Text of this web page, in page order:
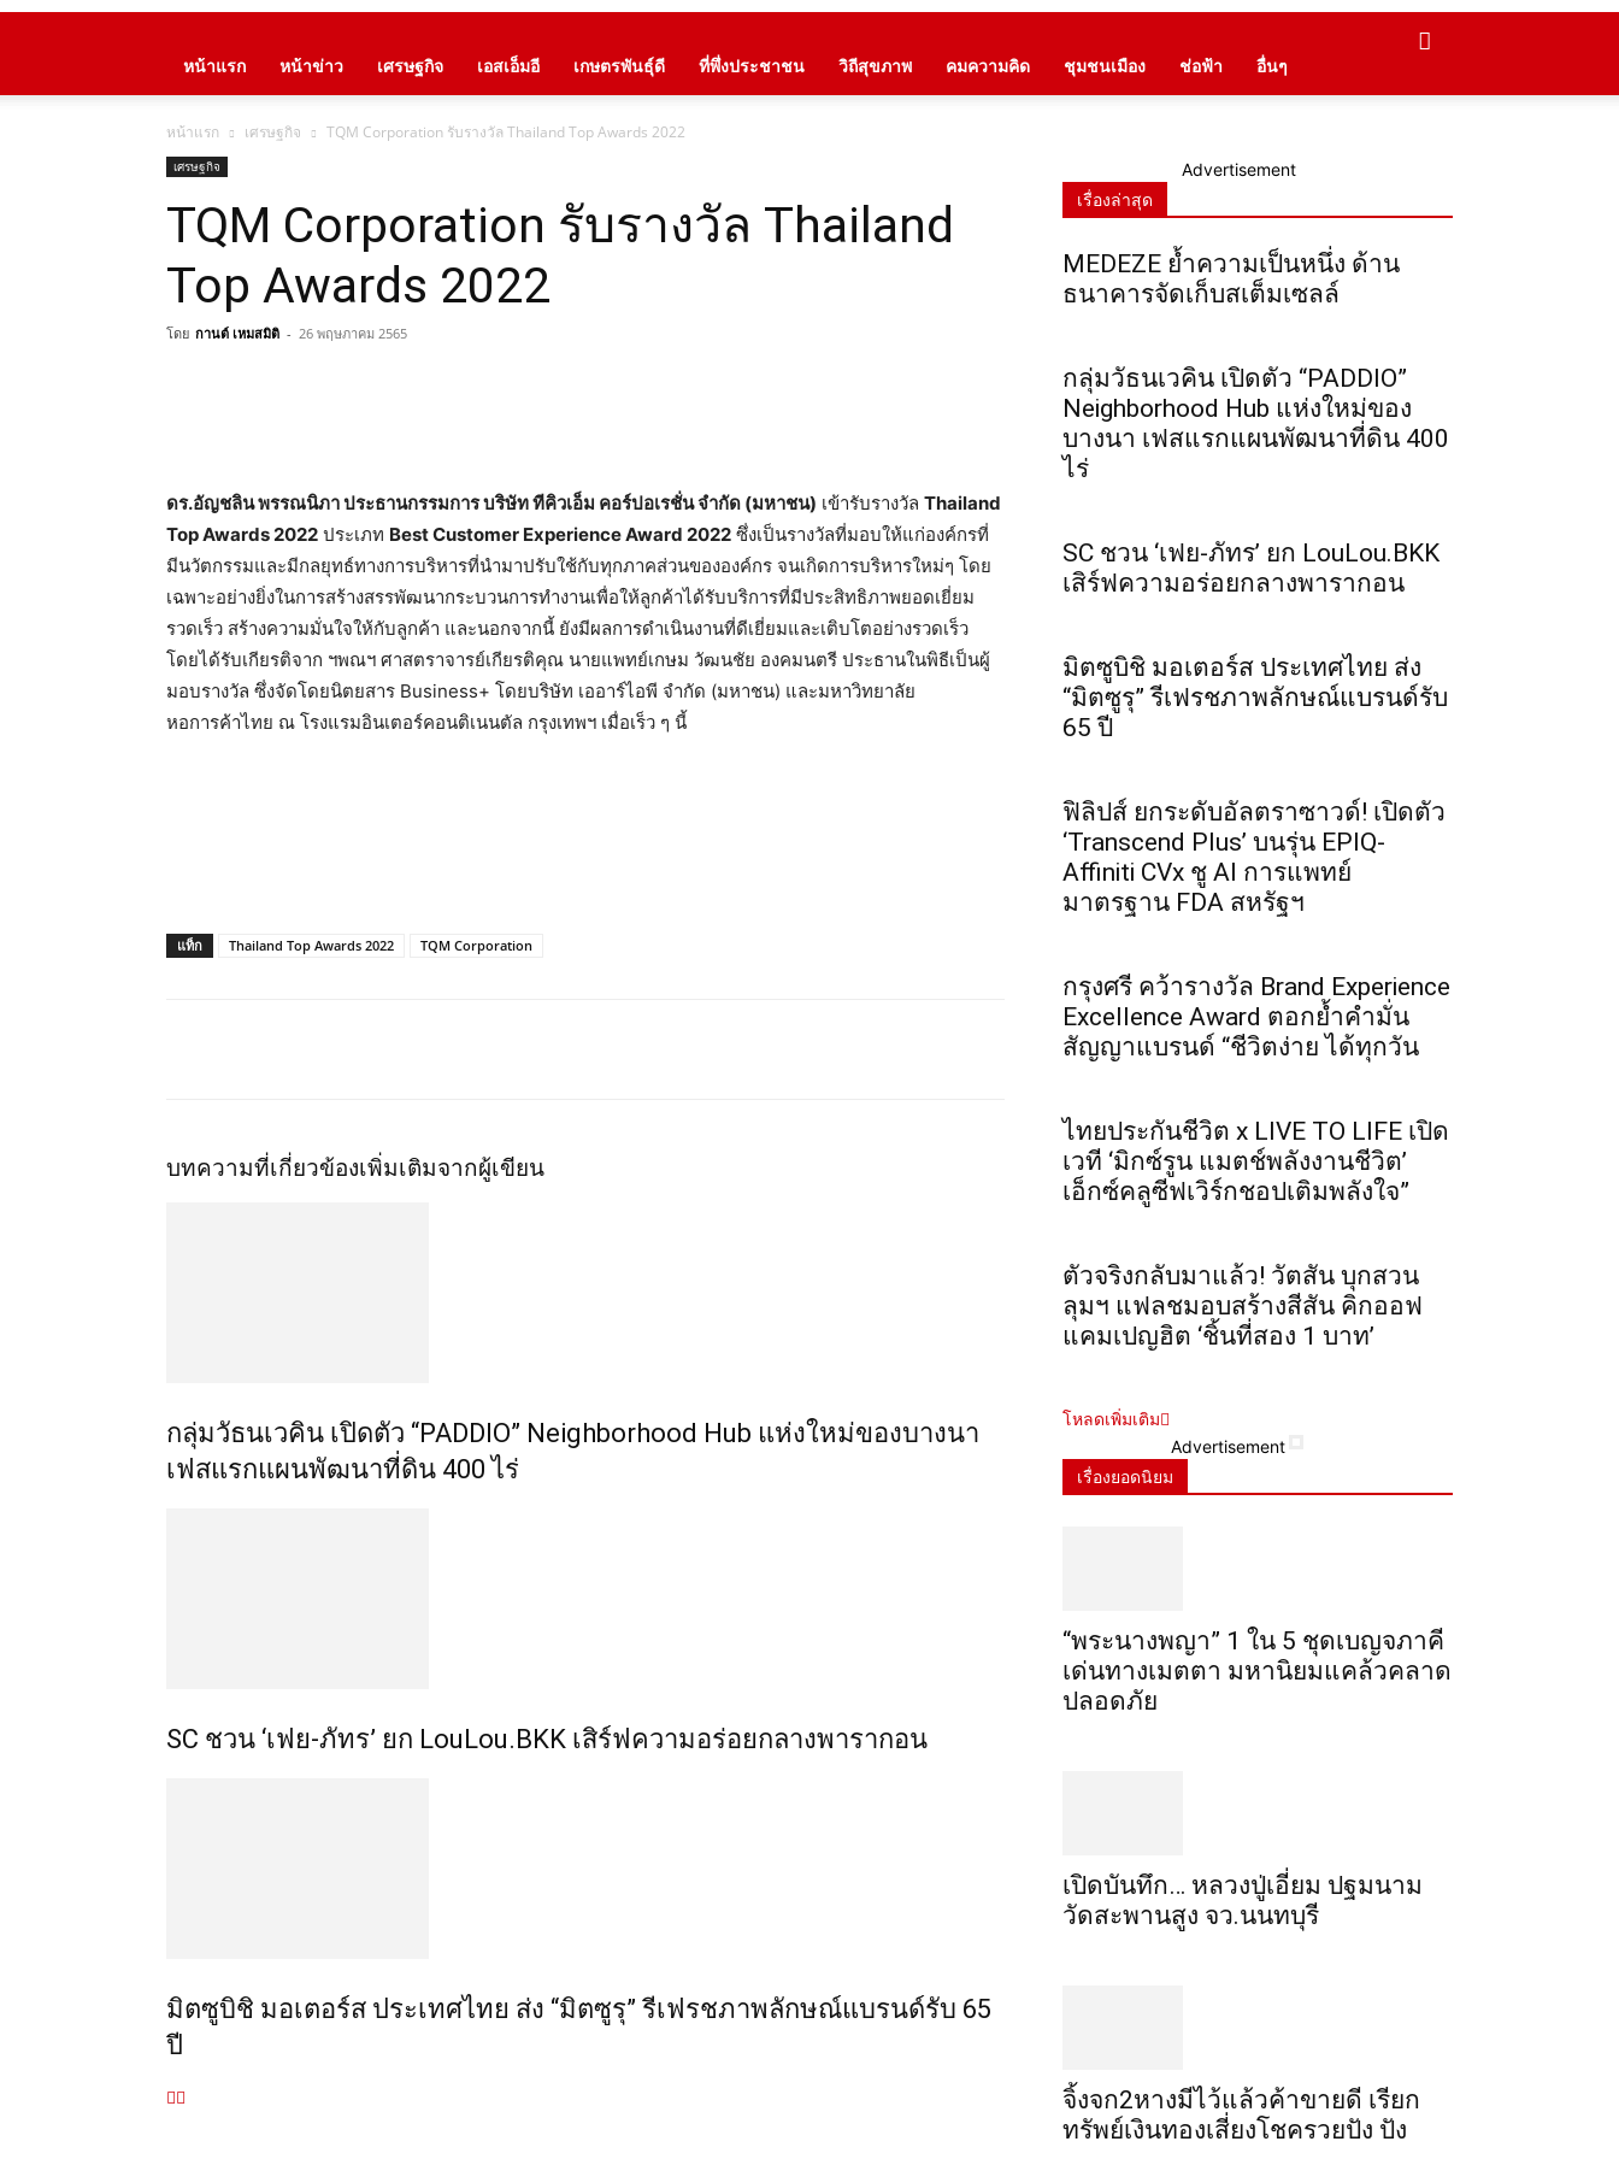
หน้าแรก หน้าข่าว เศรษฐกิจ เอสเอ็มอี เกษตรพันธุ์ดี ที่พึ่งประชาชน วิถีสุขภาพ คมความคิด ชุมชนเมือง ช่อฟ้า อื่นๆ
หน้าแรก เศรษฐกิจ TQM Corporation รับรางวัล Thailand Top Awards 2022
เศรษฐกิจ
TQM Corporation รับรางวัล Thailand
Top Awards 2022
โดย กานต์ เหมสมิติ - 26 พฤษภาคม 2565
ดร.อัญชลิน พรรณนิภา ประธานกรรมการ บริษัท ทีคิวเอ็ม คอร์ปอเรชั่น จำกัด (มหาชน) เข้ารับรางวัล Thailand
Top Awards 2022 ประเภท Best Customer Experience Award 2022 ซึ่งเป็นรางวัลที่มอบให้แก่องค์กรที่
มีนวัตกรรมและมีกลยุทธ์ทางการบริหารที่นำมาปรับใช้กับทุกภาคส่วนขององค์กร จนเกิดการบริหารใหม่ๆ โดย
เฉพาะอย่างยิ่งในการสร้างสรรพัฒนากระบวนการทำงานเพื่อให้ลูกค้าได้รับบริการที่มีประสิทธิภาพยอดเยี่ยม
รวดเร็ว สร้างความมั่นใจให้กับลูกค้า และนอกจากนี้ ยังมีผลการดำเนินงานที่ดีเยี่ยมและเติบโตอย่างรวดเร็ว
โดยได้รับเกียรติจาก ฯพณฯ ศาสตราจารย์เกียรติคุณ นายแพทย์เกษม วัฒนชัย องคมนตรี ประธานในพิธีเป็นผู้
มอบรางวัล ซึ่งจัดโดยนิตยสาร Business+ โดยบริษัท เออาร์ไอพี จำกัด (มหาชน) และมหาวิทยาลัย
หอการค้าไทย ณ โรงแรมอินเตอร์คอนติเนนตัล กรุงเทพฯ เมื่อเร็ว ๆ นี้
แท็ก Thailand Top Awards 2022 TQM Corporation
บทความที่เกี่ยวข้องเพิ่มเติมจากผู้เขียน
กลุ่มวัธนเวคิน เปิดตัว “PADDIO” Neighborhood Hub แห่งใหม่ของบางนา
เฟสแรกแผนพัฒนาที่ดิน 400 ไร่
SC ชวน ‘เฟย-ภัทร’ ยก LouLou.BKK เสิร์ฟความอร่อยกลางพารากอน
มิตซูบิชิ มอเตอร์ส ประเทศไทย ส่ง “มิตซูรุ” รีเฟรชภาพลักษณ์แบรนด์รับ 65
ปี
Advertisement
เรื่องล่าสุด
MEDEZE ย้ำความเป็นหนึ่ง ด้าน
ธนาคารจัดเก็บสเต็มเซลล์
กลุ่มวัธนเวคิน เปิดตัว “PADDIO”
Neighborhood Hub แห่งใหม่ของ
บางนา เฟสแรกแผนพัฒนาที่ดิน 400
ไร่
SC ชวน ‘เฟย-ภัทร’ ยก LouLou.BKK
เสิร์ฟความอร่อยกลางพารากอน
มิตซูบิชิ มอเตอร์ส ประเทศไทย ส่ง
“มิตซูรุ” รีเฟรชภาพลักษณ์แบรนด์รับ
65 ปี
ฟิลิปส์ ยกระดับอัลตราซาวด์! เปิดตัว
‘Transcend Plus’ บนรุ่น EPIQ-
Affiniti CVx ชู AI การแพทย์
มาตรฐาน FDA สหรัฐฯ
กรุงศรี คว้ารางวัล Brand Experience
Excellence Award ตอกย้ำคำมั่น
สัญญาแบรนด์ “ชีวิตง่าย ได้ทุกวัน
ไทยประกันชีวิต x LIVE TO LIFE เปิด
เวที ‘มิกซ์รูน แมตช์พลังงานชีวิต’
เอ็กซ์คลูซีฟเวิร์กชอปเติมพลังใจ”
ตัวจริงกลับมาแล้ว! วัตสัน บุกสวน
ลุมฯ แฟลชมอบสร้างสีสัน คิกออฟ
แคมเปญฮิต ‘ชิ้นที่สอง 1 บาท’
โหลดเพิ่มเติม
Advertisement
เรื่องยอดนิยม
“พระ​นาง​พญา” 1 ใน 5​ ชุดเบญจ​ภาคี​
เด่นทางเมตตา​ มหา​นิยม​แคล้วคลาด​
ปลอดภัย​
เปิดบันทึก… หลวงปู่เอี่ยม ​ปฐม​นาม​
วัดสะพานสูง​ จว.นนทบุรี
จิ้งจก​2​หาง​มีไว้แล้ว​ค้าขาย​ดี​ เรียก​
ทรัพย์เงินทอง​เสี่ยงโชค​รวยปัง​ ปัง​